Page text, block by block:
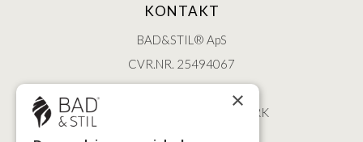
KONTAKT
BAD&STIL® ApS
CVR.NR. 25494067
ØSTERBROGADE 202
2100 KØBENHAVN • DANMARK
+45 3920 5084
×